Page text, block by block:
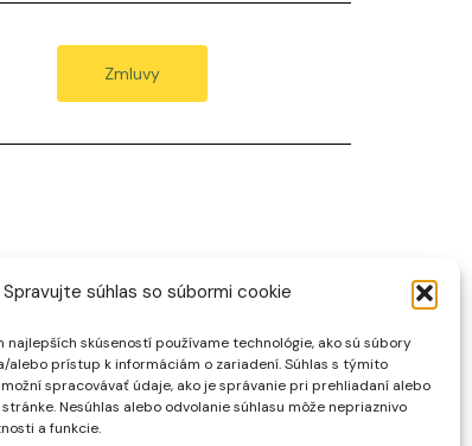
Spravujte súhlas so súbormi cookie
najlepších skúseností používame technológie, ako sú súbory
alebo prístup k informáciám o zariadení. Súhlas s týmito
spracovávať údaje, ako je správanie pri prehliadaní alebo
Nesúhlas alebo odvolanie súhlasu môže nepriaznivo
a funkcie.
Zmluvy
Created by Hunter